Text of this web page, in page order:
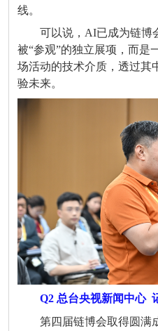
线。
可以说， AI已成为链博
被“参观”的独立展项，而是
场活动的技术介质，透过其
验未来。
Q2 总台央视新闻中心
第四届链博会取得圆满